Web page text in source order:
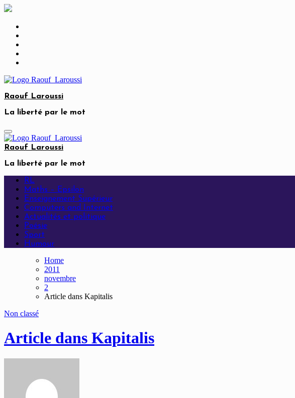
Skip
content
Raouf Laroussi
La liberté par le mot
Raouf Laroussi
La liberté par le mot
RL
Maths – Epsilon
Enseignement Supérieur
Computers and Internet
Actualités et politique
Poésie
Sport
Humour
Home
2011
novembre
2
Article dans Kapitalis
Non classé
Article dans Kapitalis